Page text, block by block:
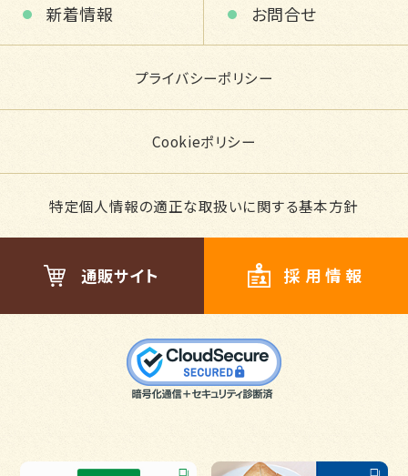
新着情報 お問合せ
プライバシーポリシー
Cookieポリシー
特定個人情報の適正な取扱いに関する基本方針
通販サイト 採用情報